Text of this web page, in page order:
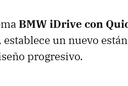
BMW iDrive con
establece un nuevo
progresivo.